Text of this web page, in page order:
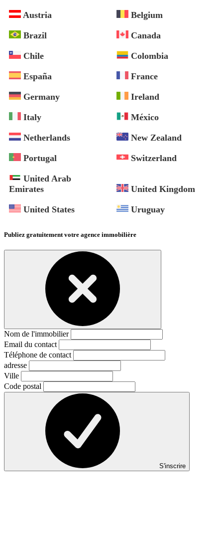
Austria Belgium
Brazil Canada
Chile Colombia
España France
Germany Ireland
Italy México
Netherlands New Zealand
Portugal Switzerland
United Arab
Emirates
United Kingdom
United States Uruguay
Publiez gratuitement votre agence immobilière
Nom de l'immobilier
Email du contact
Téléphone de contact
adresse
Ville
Code postal
S'inscrire